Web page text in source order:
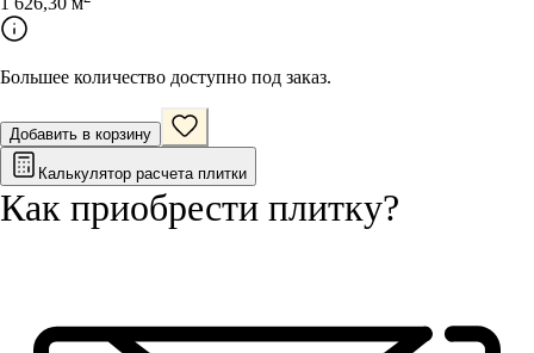
Большее количество доступно под заказ.
Добавить в корзину
Калькулятор расчета плитки
Как приобрести плитку?